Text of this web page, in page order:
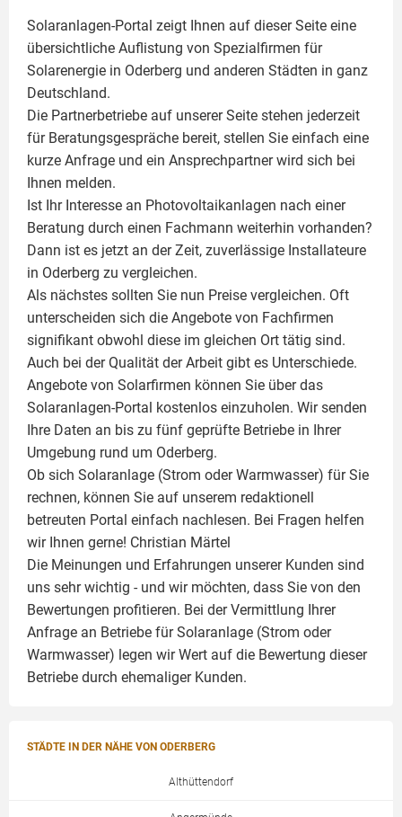
Solaranlagen-Portal zeigt Ihnen auf dieser Seite eine
übersichtliche Auflistung von Spezialfirmen für
Solarenergie in Oderberg und anderen Städten in ganz
Deutschland.
Die Partnerbetriebe auf unserer Seite stehen jederzeit
für Beratungsgespräche bereit, stellen Sie einfach eine
kurze Anfrage und ein Ansprechpartner wird sich bei
Ihnen melden.
Ist Ihr Interesse an Photovoltaikanlagen nach einer
Beratung durch einen Fachmann weiterhin vorhanden?
Dann ist es jetzt an der Zeit, zuverlässige Installateure
in Oderberg zu vergleichen.
Als nächstes sollten Sie nun Preise vergleichen. Oft
unterscheiden sich die Angebote von Fachfirmen
signifikant obwohl diese im gleichen Ort tätig sind.
Auch bei der Qualität der Arbeit gibt es Unterschiede.
Angebote von Solarfirmen können Sie über das
Solaranlagen-Portal kostenlos einzuholen. Wir senden
Ihre Daten an bis zu fünf geprüfte Betriebe in Ihrer
Umgebung rund um Oderberg.
Ob sich Solaranlage (Strom oder Warmwasser) für Sie
rechnen, können Sie auf unserem redaktionell
betreuten Portal einfach nachlesen. Bei Fragen helfen
wir Ihnen gerne! Christian Märtel
Die Meinungen und Erfahrungen unserer Kunden sind
uns sehr wichtig - und wir möchten, dass Sie von den
Bewertungen profitieren. Bei der Vermittlung Ihrer
Anfrage an Betriebe für Solaranlage (Strom oder
Warmwasser) legen wir Wert auf die Bewertung dieser
Betriebe durch ehemaliger Kunden.
STÄDTE IN DER NÄHE VON ODERBERG
Althüttendorf